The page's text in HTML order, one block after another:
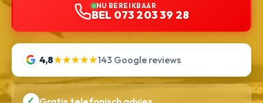
NU BEREIKBAAR
BEL 073 203 39 28
4,8★★★★★143 Google reviews